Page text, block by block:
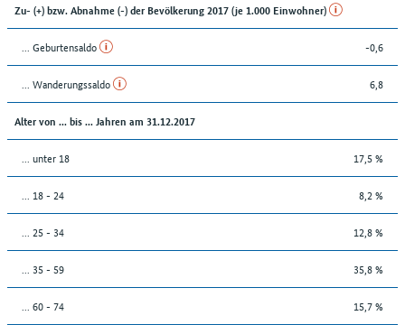
Zu- (+) bzw. Abnahme (-) der Bevölkerung 2017 (je 1.000 Einwohner)
... Geburtensaldo -0,6
... Wanderungssaldo 6,8
Alter von ... bis ... Jahren am 31.12.2017
... unter 18 17,5 %
... 18 - 24 8,2 %
... 25 - 34 12,8 %
... 35 - 59 35,8 %
... 60 - 74 15,7 %